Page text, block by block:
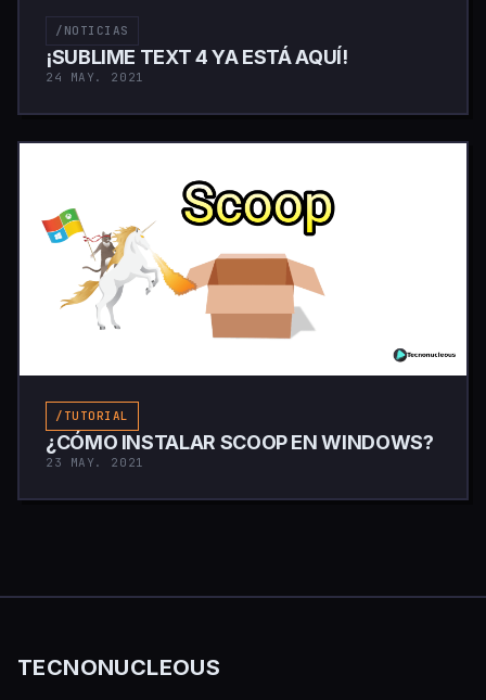
/NOTICIAS
¡SUBLIME TEXT 4 YA ESTÁ AQUÍ!
24 MAY. 2021
/TUTORIAL
¿CÓMO INSTALAR SCOOP EN WINDOWS?
23 MAY. 2021
TECNONUCLEOUS